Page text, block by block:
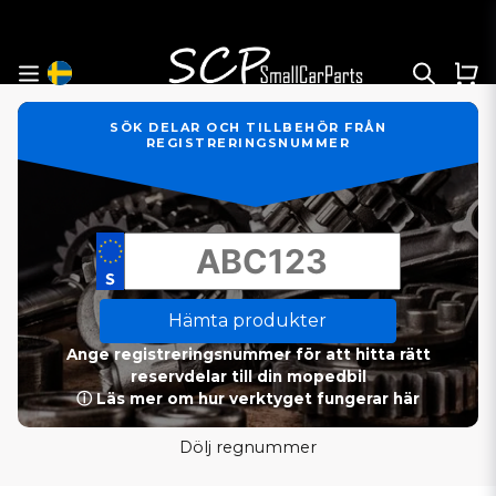
SÖK DELAR OCH TILLBEHÖR FRÅN
REGISTRERINGSNUMMER
Hämta produkter
Ange registreringsnummer för att hitta rätt
reservdelar till din mopedbil
ⓘ Läs mer om hur verktyget fungerar här
Dölj regnummer